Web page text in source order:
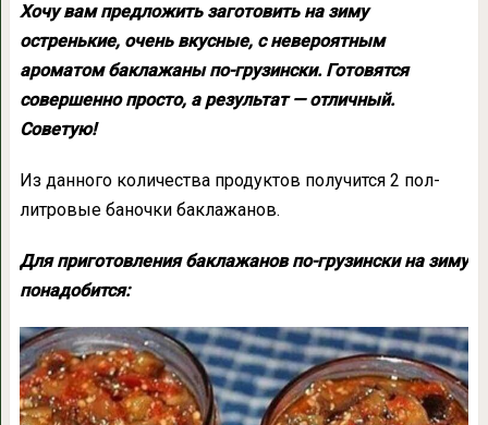
Хочу вам предложить заготовить на зиму
остренькие, очень вкусные, с невероятным
ароматом баклажаны по-грузински. Готовятся
совершенно просто, а результат — отличный.
Советую!
Из данного количества продуктов получится 2 пол-
литровые баночки баклажанов.
Для приготовления баклажанов по-грузински на зиму
понадобится: